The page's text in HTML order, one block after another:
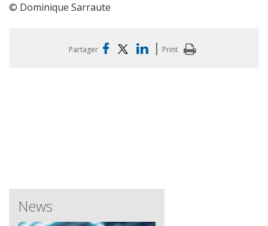
© Dominique Sarraute
Partager | Print
News